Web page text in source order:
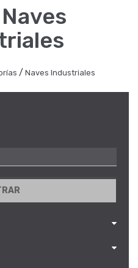
/ Naves Industriales